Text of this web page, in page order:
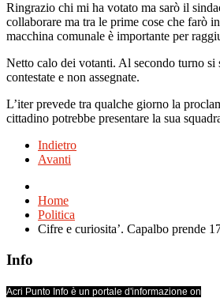
Ringrazio chi mi ha votato ma sarò il
collaborare ma tra le prime cose che farò
macchina comunale è importante per
Netto calo dei votanti. Al secondo turno
contestate e non assegnate.
L’iter prevede tra qualche giorno la
cittadino potrebbe presentare la sua
Indietro
Avanti
Home
Politica
Cifre e curiosita’. Capalbo prende
Info
Acri Punto Info è un portale d'informazione on